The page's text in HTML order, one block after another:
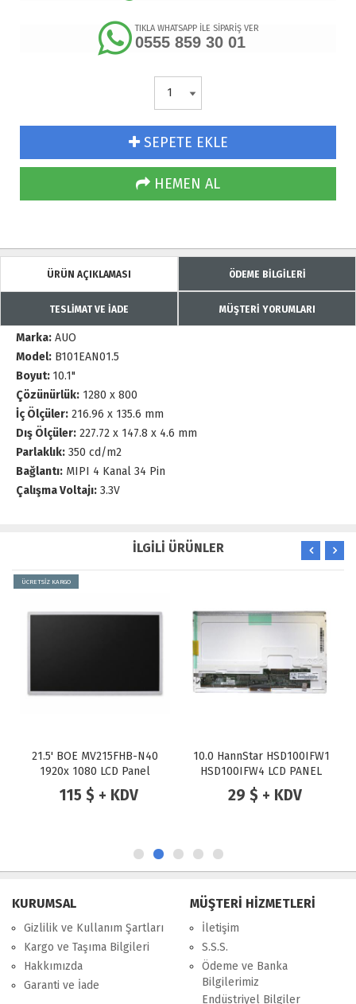
TIKLA WHATSAPP İLE SİPARİŞ VER
0555 859 30 01
SEPETE EKLE
HEMEN AL
ÜRÜN AÇIKLAMASI ÖDEME BİLGİLERİ
TESLİMAT VE İADE MÜŞTERİ YORUMLARI
Marka: AUO
Model: B101EAN01.5
Boyut: 10.1"
Çözünürlük: 1280 x 800
İç Ölçüler: 216.96 x 135.6 mm
Dış Ölçüler: 227.72 x 147.8 x 4.6 mm
Parlaklık: 350 cd/m2
Bağlantı: MIPI 4 Kanal 34 Pin
Çalışma Voltajı: 3.3V
İLGİLİ ÜRÜNLER
ÜCRETSİZ KARGO
21.5' BOE MV215FHB-N40
1920x 1080 LCD Panel
+Inverter With Cable
115 $ + KDV
10.0 HannStar HSD100IFW1
HSD100IFW4 LCD PANEL
29 $ + KDV
KURUMSAL
Gizlilik ve Kullanım Şartları
Kargo ve Taşıma Bilgileri
Hakkımızda
Garanti ve İade
MÜŞTERİ HİZMETLERİ
İletişim
S.S.S.
Ödeme ve Banka
Bilgilerimiz
Endüstriyel Bilgiler